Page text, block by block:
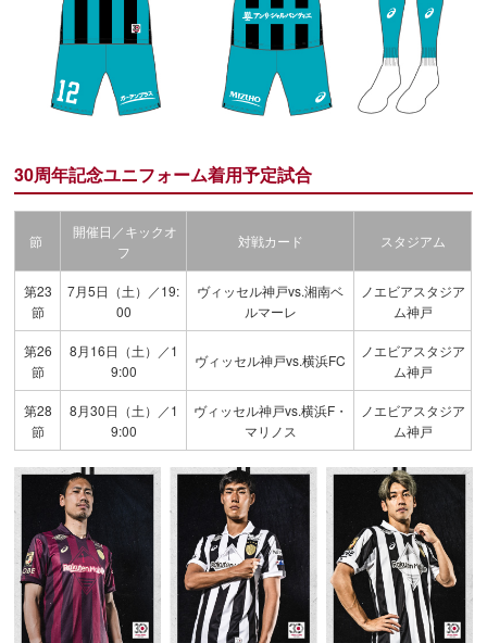
30周年記念ユニフォーム着用予定試合
節
開催日／キックオ
フ
対戦カード スタジアム
第23
節
7月5日（土）／19:
00
ヴィッセル神戸vs.湘南ベ
ルマーレ
ノエビアスタジア
ム神戸
第26
節
8月16日（土）／1
9:00
ヴィッセル神戸vs.横浜FC
ノエビアスタジア
ム神戸
第28
節
8月30日（土）／1
9:00
ヴィッセル神戸vs.横浜F・
マリノス
ノエビアスタジア
ム神戸